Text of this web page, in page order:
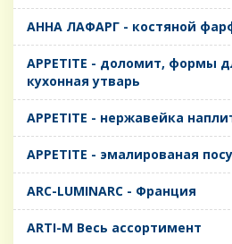
AHHA ЛАФАРГ - костяной
APPETITE - доломит, формы
кухонная утварь
APPETITE - нержавейка
APPETITE - эмалированая
ARC-LUMINARC - Франция
ARTI-M Весь ассортимент